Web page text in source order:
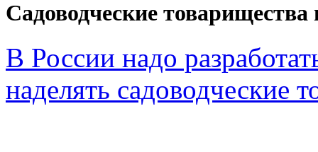
Садоводческие
В России надо
наделять садоводческие